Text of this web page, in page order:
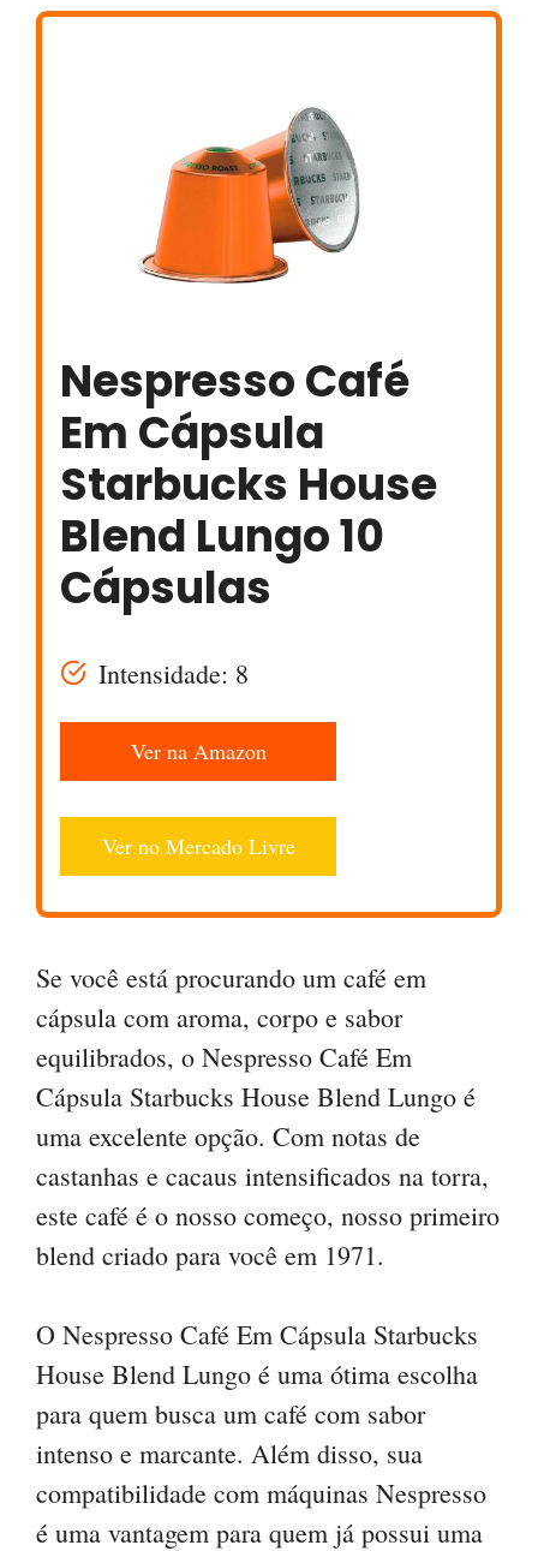
Nespresso Café
Em Cápsula
Starbucks House
Blend Lungo 10
Cápsulas
Intensidade: 8
Ver na Amazon
Ver no Mercado Livre
Se você está procurando um café em
cápsula com aroma, corpo e sabor
equilibrados, o Nespresso Café Em
Cápsula Starbucks House Blend Lungo é
uma excelente opção. Com notas de
castanhas e cacaus intensificados na torra,
este café é o nosso começo, nosso primeiro
blend criado para você em 1971.
O Nespresso Café Em Cápsula Starbucks
House Blend Lungo é uma ótima escolha
para quem busca um café com sabor
intenso e marcante. Além disso, sua
compatibilidade com máquinas Nespresso
é uma vantagem para quem já possui uma